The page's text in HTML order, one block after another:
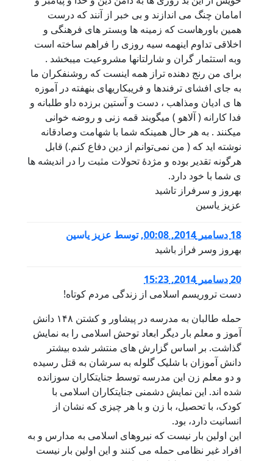
امامان چنگ می اندازند و بی خبر از آنند که درست
همین باورهاست که زمینه ها وبستر های فرهنگی و
اخلاقی تداوم اینهمه سیه روزی را فراهم ساخته است
وبه استثمار گران و شارلتانها مشروعیت میبخشد .
برای من رنج دهنده تراز همه اینست که روشنفکران ما
به جای افشای ترفندها و فریبکاریهای بنهفته در آموزه
ها ی ادیان ومذاهب ، دست و آستین برزده داو طلبانه و
فدا کارانه ( آلاهو ) میگویند قمه زنی و روضه خوانی
میکنند . به هر حال همینکه شما با شهامت وصادقانه
نوشته اید که ( من نمی‌توانم از دین دفاع کنم.) قابل
هرگونه تقدیر بوده و مژدۀ تحولات مثبت را در اندیشه ها
ی شما با خود دارد.
بهروز و سرفراز تاشید
عزیز یاسین
18 دسامبر 2014, 00:08 ,توسط عزیز یاسین
بهروز وسر فراز باشید
20 دسامبر 2014, 15:23
دست تروریسم اسلامی از زندگی مردم کوتاه!
حمله طالبان به مدرسه در پیشاور و کشتن ۱۴۸ دانش
آموز و معلم بار دیگر ابعاد توحش اسلامی را به نمایش
گذاشت. بر اساس گزارش های منتشر شده بیشتر
دانش آموزان با شلیک گلوله به سرشان به قتل رسیده
و دو معلم زن این مدرسه توسط جنایتکاران سوزانده
شده اند. این نمایش دشمنی جنایتکاران اسلامی با
کودک، با تحصیل، با زن و با هر چیزی که نشان از
انسانیت دارد، بود.
این اولین بار نیست که نیروهای اسلامی به مدارس و به
افراد غیر نظامی حمله می کنند و این اولین بار نیست